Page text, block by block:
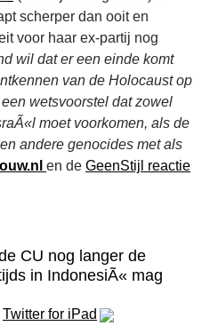
scherper dan ooit en
voor haar ex-partij nog
wil dat er een einde komt
van de Holocaust op
wetsvoorstel dat zowel
moet voorkomen, als de
andere genocides met als
en de GeenStijl reactie
CU nog langer de
in IndonesiÃ« mag
Twitter for iPad